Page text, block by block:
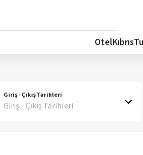
OtelKıbrıs
Giriş - Çıkış Tarihleri
Giriş - Çıkış Tarihleri